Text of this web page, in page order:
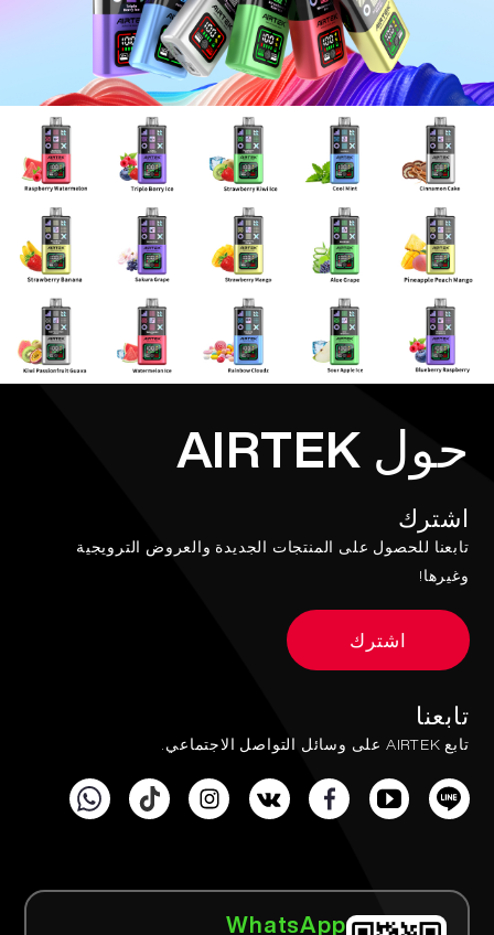
حول AIRTEK
اشترك
تابعنا للحصول على المنتجات الجديدة والعروض الترويجية
وغيرها!
اشترك
تابعنا
تابع AIRTEK على وسائل التواصل الاجتماعي.
WhatsApp